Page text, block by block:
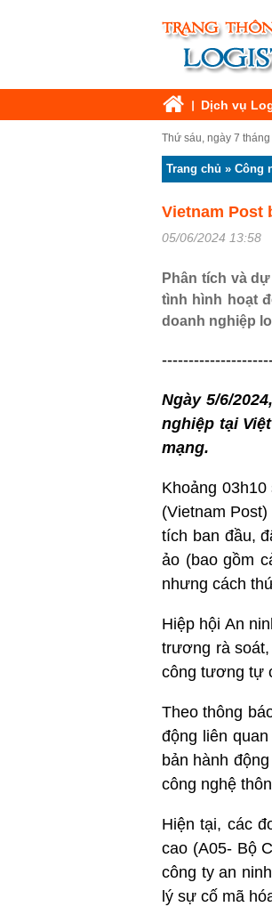
Dịch vụ
Thứ sáu, ngày 7
Trang chủ » Công
Vietnam Post
05/06/2024 13:58
Phân tích và
tình hình hoạt
doanh nghiệp
Ngày 5/6/
nghiệp tại
mạng.
Khoảng
(Vietnam
tích ban đầu,
ảo (bao gồm
nhưng cách
Hiệp hội An
trương rà
công tương tự
Theo thông
động liên
bản hành
công nghệ
Hiện tại, các
cao (A05- Bộ
công ty an
lý sự cố mã